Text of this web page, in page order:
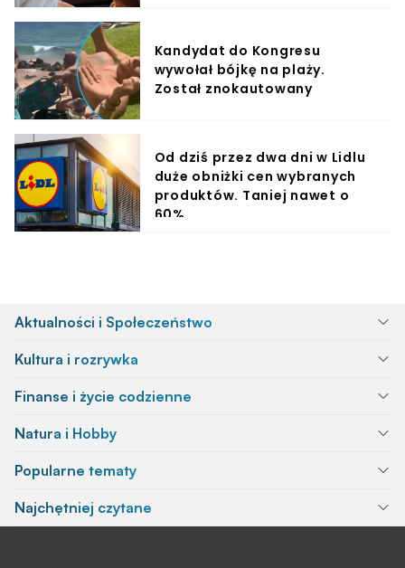
Kandydat do Kongresu
wywołał bójkę na plaży.
Został znokautowany
Od dziś przez dwa dni w Lidlu
duże obniżki cen wybranych
produktów. Taniej nawet o
60%
Aktualności i Społeczeństwo
Kultura i rozrywka
Finanse i życie codzienne
Natura i Hobby
Popularne tematy
Najchętniej czytane